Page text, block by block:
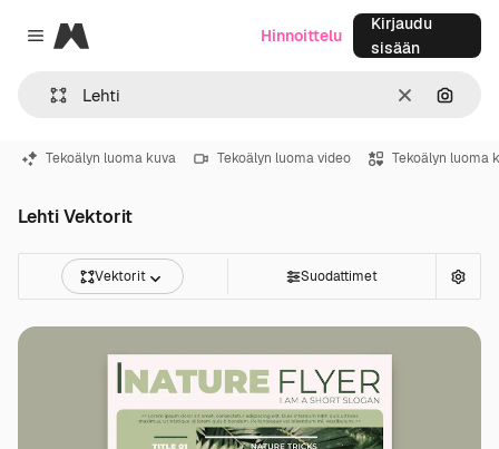
Close menu
Magnific
SelkeäHae
Hinnoittelu
Kirjaudu
sisään
Tekoälyn luoma kuva Tekoälyn luoma video Tekoälyn luoma
Lehti Vektorit
Vektorit Suodattimet